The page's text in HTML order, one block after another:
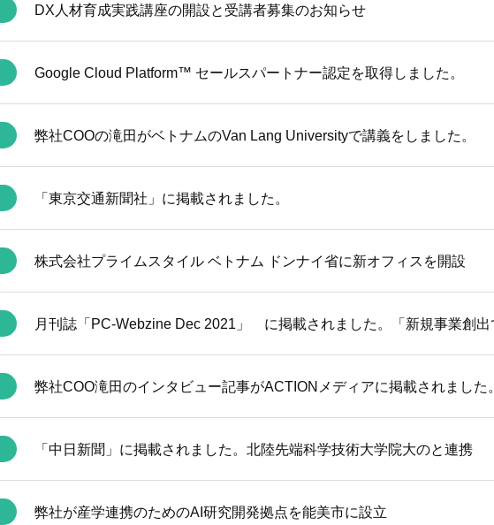
DX人材育成実践講座の開設と受講者募集のお知らせ
Google Cloud Platform™ セールスパートナー認定を取得しました。
弊社COOの滝田がベトナムのVan Lang Universityで講義をしました。
「東京交通新聞社」に掲載されました。
株式会社プライムスタイル ベトナム ドンナイ省に新オフィスを開設
弊社COO滝田のインタビュー記事がACTIONメディアに掲載されました。
「中日新聞」に掲載されました。北陸先端科学技術大学院大のと連携
弊社が産学連携のためのAI研究開発拠点を能美市に設立